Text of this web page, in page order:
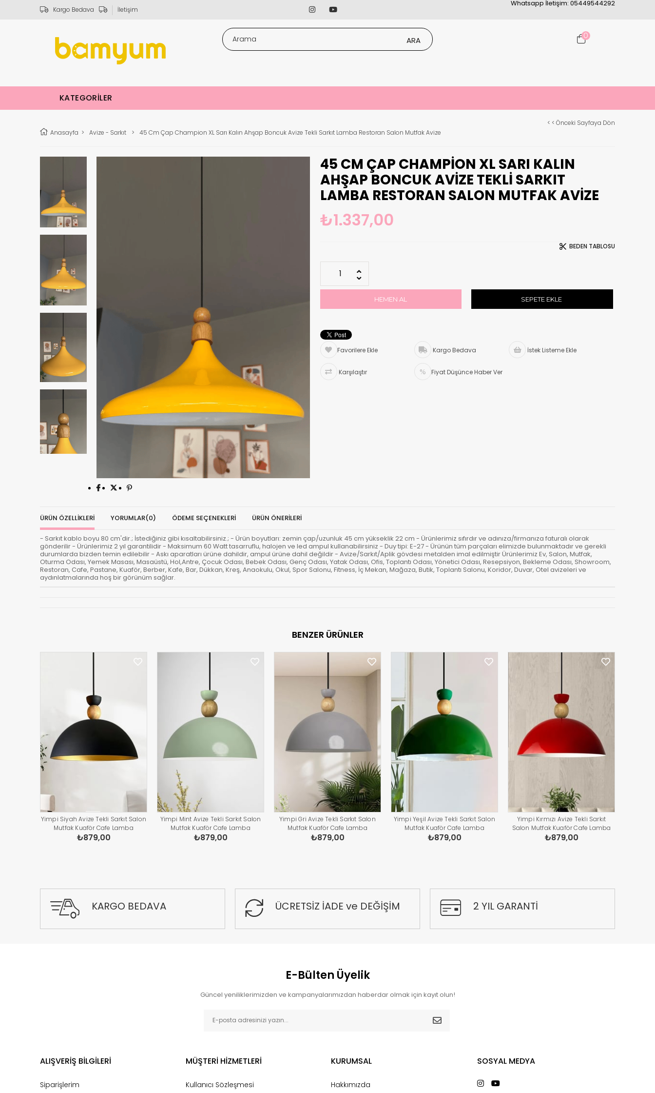
Kargo Bedava İletişim
Whatsapp İletişim: 05449544292
0
KATEGORİLER
Anasayfa > Avize - Sarkıt > 45 Cm Çap Champion XL Sarı Kalın Ahşap Boncuk Avize Tekli Sarkıt Lamba Restoran Salon Mutfak Avize
< < Önceki Sayfaya Dön
45 CM ÇAP CHAMPION XL SARI KALIN
AHŞAP BONCUK AVIZE TEKLI SARKIT
LAMBA RESTORAN SALON MUTFAK AVIZE
₺1.337,00
BEDEN TABLOSU
Favorilere Ekle Kargo Bedava İstek Listeme Ekle
Karşılaştır Fiyat Düşünce Haber Ver
ÜRÜN ÖZELLIKLERI YORUMLAR(0) ÖDEME SEÇENEKLERI ÜRÜN ÖNERILERI
- Sarkıt kablo boyu 80 cm'dir.; İstediğiniz gibi kısaltabilirsiniz.; - Ürün boyutları: zemin çap/uzunluk 45 cm yükseklik 22 cm - Ürünlerimiz sıfırdır ve adınıza/firmanıza faturalı olarak
gönderilir - Ürünlerimiz 2 yıl garantilidir - Maksimum 60 Watt tasarruflu, halojen ve led ampul kullanabilirsiniz - Duy tipi: E-27 - Ürünün tüm parçaları elimizde bulunmaktadır ve gerekli
durumlarda bizden temin edilebilir - Askı aparatları ürüne dahildir, ampul ürüne dahil değildir - Avize/Sarkıt/Aplik gövdesi metalden imal edilmiştir Ürünlerimiz Ev, Salon, Mutfak,
Oturma Odası, Yemek Masası, Masaüstü, Hol,Antre, Çocuk Odası, Bebek Odası, Genç Odası, Yatak Odası, Ofis, Toplantı Odası, Yönetici Odası, Resepsiyon, Bekleme Odası, Showroom,
Restoran, Cafe, Pastane, Kuaför, Berber, Kafe, Bar, Dükkan, Kreş, Anaokulu, Okul, Spor Salonu, Fitness, İç Mekan, Mağaza, Butik, Toplantı Salonu, Koridor, Duvar, Otel avizeleri ve
aydınlatmalarında hoş bir görünüm sağlar.
BENZER ÜRÜNLER
Yimpi Siyah Avize Tekli Sarkıt Salon
Mutfak Kuaför Cafe Lamba
Dekoratif Aydınlatma Pastane
₺879,00
Yimpi Mint Avize Tekli Sarkıt Salon
Mutfak Kuaför Cafe Lamba
Dekoratif Aydınlatma Pastane
₺879,00
Yimpi Gri Avize Tekli Sarkıt Salon
Mutfak Kuaför Cafe Lamba
Dekoratif Aydınlatma Pastane
₺879,00
Yimpi Yeşil Avize Tekli Sarkıt Salon
Mutfak Kuaför Cafe Lamba
Dekoratif Aydınlatma Pastane
₺879,00
Yimpi Kırmızı Avize Tekli Sarkıt
Salon Mutfak Kuaför Cafe Lamba
Dekoratif Aydınlatma Pastane
₺879,00
KARGO BEDAVA ÜCRETSİZ İADE ve DEĞİŞİM 2 YIL GARANTİ
E-Bülten Üyelik
Güncel yeniliklerimizden ve kampanyalarımızdan haberdar olmak için kayıt olun!
ALIŞVERİŞ BİLGİLERİ
Siparişlerim
MÜŞTERİ HİZMETLERİ
Kullanıcı Sözleşmesi
KURUMSAL
Hakkımızda
SOSYAL MEDYA